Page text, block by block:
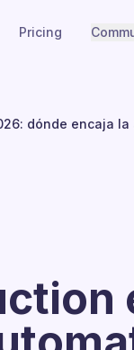
Pricing
dónde encaja